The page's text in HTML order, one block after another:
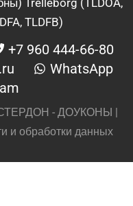
Trelleborg (TLDOA,
TLDFB)
+7 960 444-66-80
WhatsApp
- ДОУКОНЫ |
и обработки данных